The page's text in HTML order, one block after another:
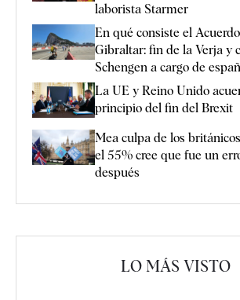
laborista Starmer
En qué consiste el
Gibraltar: fin de la Verja y
Schengen a cargo de
La UE y Reino Unido
principio del fin del Brexit
Mea culpa de los
el 55% cree que fue un
después
LO MÁS VISTO